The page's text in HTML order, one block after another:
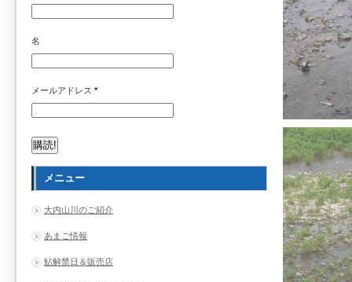
名
メールアドレス *
メニュー
大内山川のご紹介
あまご情報
鮎解禁日＆販売店